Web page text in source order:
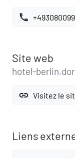
call
Site web
hotel-
link Visitez le
Liens